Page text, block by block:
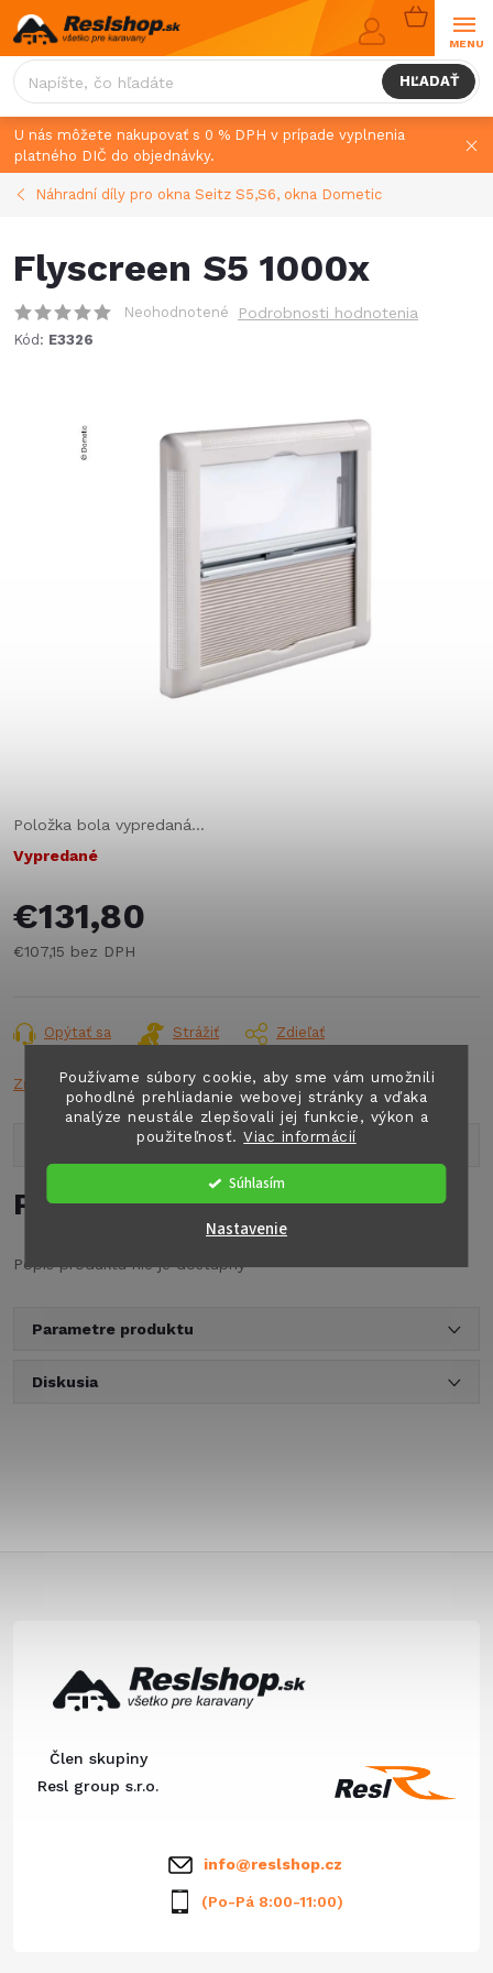
Používame súbory cookie, aby sme vám umožnili
pohodlné prehliadanie webovej stránky a vďaka
analýze neustále zlepšovali jej funkcie, výkon a
použiteľnosť.Viac informácií
Súhlasím
Nastavenie
Prejsť
na
obsah
HĽADAŤ
KOŠÍK
U nás môžete nakupovať s 0 % DPH v prípade vyplnenia
platného DIČ do objednávky.
Náhradní díly pro okna Seitz S5,S6, okna Dometic
Flyscreen S5 1000x
Neohodnotené Podrobnosti hodnotenia
Kód: E3326
Položka bola vypredaná…
Vypredané
€131,80
€107,15 bez DPH
Opýtať sa Strážiť Zdieľať
Značka:DOMET
Popis produktu
Podrobný popis
Popis produktu nie je dostupný
Parametre produktu
Diskusia
Člen skupiny
Resl group s.r.o.
info@reslshop.cz
(Po-Pá 8:00-11:00)